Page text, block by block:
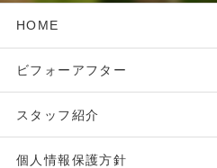
HOME
ビフォーアフター
スタッフ紹介
個人情報保護方針